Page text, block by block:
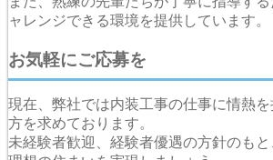
ャレンジできる環境を提供しています。
お気軽にご応募を
現在、弊社では内装工事の仕事に情熱
方を求めております。
未経験者歓迎、経験者優遇の方針のも